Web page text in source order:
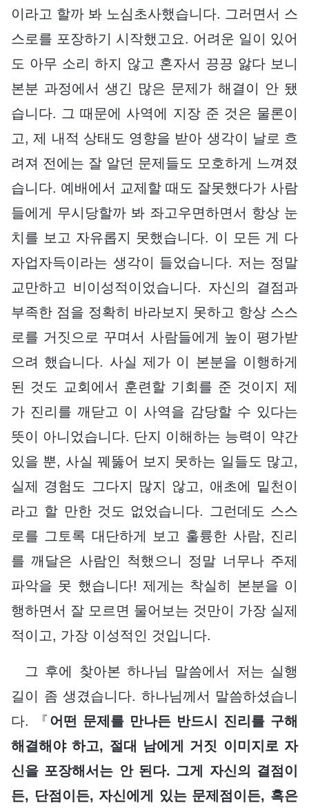
이라고 할까 봐 노심초사했습니다. 그러면서 스
스로를 포장하기 시작했고요. 어려운 일이 있어
도 아무 소리 하지 않고 혼자서 끙끙 앓다 보니
본분 과정에서 생긴 많은 문제가 해결이 안 됐
습니다. 그 때문에 사역에 지장 준 것은 물론이
고, 제 내적 상태도 영향을 받아 생각이 날로 흐
려져 전에는 잘 알던 문제들도 모호하게 느껴졌
습니다. 예배에서 교제할 때도 잘못했다가 사람
들에게 무시당할까 봐 좌고우면하면서 항상 눈
치를 보고 자유롭지 못했습니다. 이 모든 게 다
자업자득이라는 생각이 들었습니다. 저는 정말
교만하고 비이성적이었습니다. 자신의 결점과
부족한 점을 정확히 바라보지 못하고 항상 스스
로를 거짓으로 꾸며서 사람들에게 높이 평가받
으려 했습니다. 사실 제가 이 본분을 이행하게
된 것도 교회에서 훈련할 기회를 준 것이지 제
가 진리를 깨닫고 이 사역을 감당할 수 있다는
뜻이 아니었습니다. 단지 이해하는 능력이 약간
있을 뿐, 사실 꿰뚫어 보지 못하는 일들도 많고,
실제 경험도 그다지 많지 않고, 애초에 밑천이
라고 할 만한 것도 없었습니다. 그런데도 스스
로를 그토록 대단하게 보고 훌륭한 사람, 진리
를 깨달은 사람인 척했으니 정말 너무나 주제
파악을 못 했습니다! 제게는 착실히 본분을 이
행하면서 잘 모르면 물어보는 것만이 가장 실제
적이고, 가장 이성적인 것입니다.
그 후에 찾아본 하나님 말씀에서 저는 실행
길이 좀 생겼습니다. 하나님께서 말씀하셨습니
다. 『 어떤 문제를 만나든 반드시 진리를 구해
해결해야 하고, 절대 남에게 거짓 이미지로 자
신을 포장해서는 안 된다. 그게 자신의 결점이
든, 단점이든, 자신에게 있는 문제점이든, 혹은